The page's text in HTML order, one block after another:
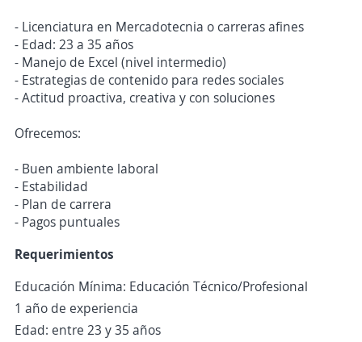
- Licenciatura en Mercadotecnia o carreras afines
- Edad: 23 a 35 años
- Manejo de Excel (nivel intermedio)
- Estrategias de contenido para redes sociales
- Actitud proactiva, creativa y con soluciones
Ofrecemos:
- Buen ambiente laboral
- Estabilidad
- Plan de carrera
- Pagos puntuales
Requerimientos
Educación Mínima: Educación Técnico/Profesional
1 año de experiencia
Edad: entre 23 y 35 años